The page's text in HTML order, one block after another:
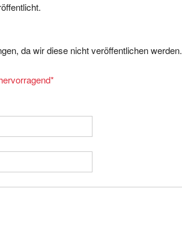
da wir diese nicht veröffentlichen werden.
*